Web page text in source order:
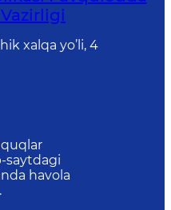
xalqa yo’li, 4
saytdagi
havola